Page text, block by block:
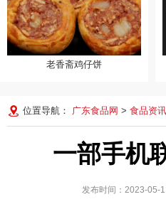
老香斋鸡仔饼老香斋鸡仔饼
位置导航： 广东食品网 > 食品资讯
一部手机
发布时间：2023-